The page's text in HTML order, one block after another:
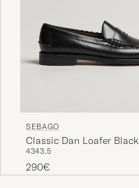
SEBAGO
Classic Dan Loafer Black
4343,5
290€